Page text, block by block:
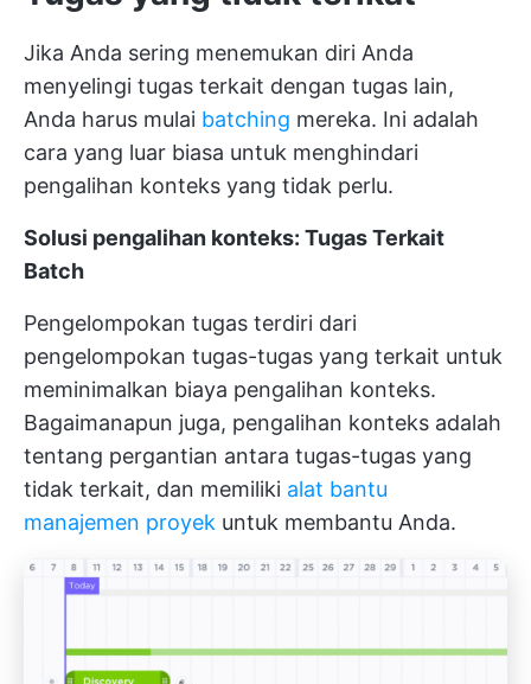
Jika Anda sering menemukan diri Anda
menyelingi tugas terkait dengan tugas lain,
Anda harus mulai batching mereka. Ini adalah
cara yang luar biasa untuk menghindari
pengalihan konteks yang tidak perlu.
Solusi pengalihan konteks: Tugas Terkait
Batch
Pengelompokan tugas terdiri dari
pengelompokan tugas-tugas yang terkait untuk
meminimalkan biaya pengalihan konteks.
Bagaimanapun juga, pengalihan konteks adalah
tentang pergantian antara tugas-tugas yang
tidak terkait, dan memiliki alat bantu
manajemen proyek untuk membantu Anda.